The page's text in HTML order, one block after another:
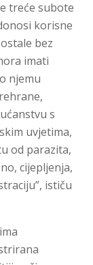
treće subote
korisne
bez
imati
njemu
s
uvjetima,
od parazita,
cijepljenja,
ističu